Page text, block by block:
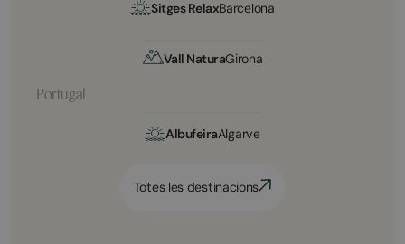
Sitges RelaxBarcelona
Vall NaturaGirona
Portugal
AlbufeiraAlgarve
Totes les destinacions